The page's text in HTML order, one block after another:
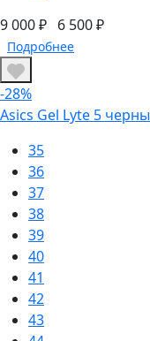
9 000 ₽ 6 500 ₽
Подробнее
-28%
Asics Gel Lyte 5
35
36
37
38
39
40
41
42
43